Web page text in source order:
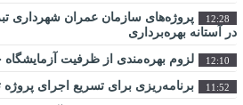
12:28
پروژه‌های سازمان عمران شهرداری
در آستانه بهره‌برداری
12:10 لزوم بهره‌مندی از ظرفیت
11:52 برنامه‌ریزی برای تسریع اجرای